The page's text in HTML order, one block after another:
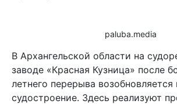
paluba.media
В Архангельской области на
заводе «Красная Кузница» после
летнего перерыва
судостроение. Здесь реализуют